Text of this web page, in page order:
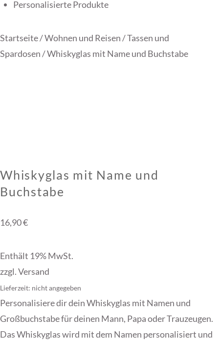
Personalisierte Produkte
Startseite/Wohnen und Reisen/Tassen und
Spardosen/ Whiskyglas mit Name und Buchstabe
Whiskyglas mit Name und
Buchstabe
16,90€
Enthält 19% MwSt.
zzgl.Versand
Lieferzeit: nicht angegeben
Personalisiere dir dein Whiskyglas mit Namen und
Großbuchstabe für deinen Mann, Papa oder Trauzeugen.
Das Whiskyglas wird mit dem Namen personalisiert und